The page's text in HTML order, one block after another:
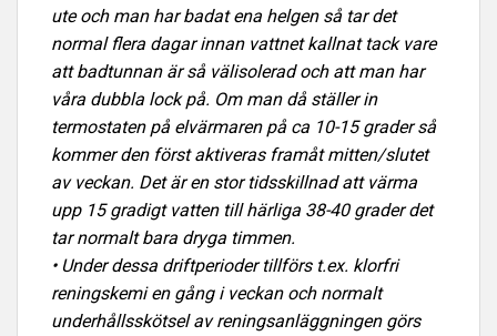
ute och man har badat ena helgen så tar det
normal flera dagar innan vattnet kallnat tack vare
att badtunnan är så välisolerad och att man har
våra dubbla lock på. Om man då ställer in
termostaten på elvärmaren på ca 10-15 grader så
kommer den först aktiveras framåt mitten/slutet
av veckan. Det är en stor tidsskillnad att värma
upp 15 gradigt vatten till härliga 38-40 grader det
tar normalt bara dryga timmen.
• Under dessa driftperioder tillförs t.ex. klorfri
reningskemi en gång i veckan och normalt
underhållsskötsel av reningsanläggningen görs